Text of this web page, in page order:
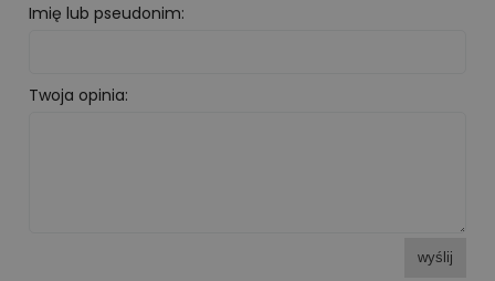
Imię lub pseudonim:
Twoja opinia:
wyślij